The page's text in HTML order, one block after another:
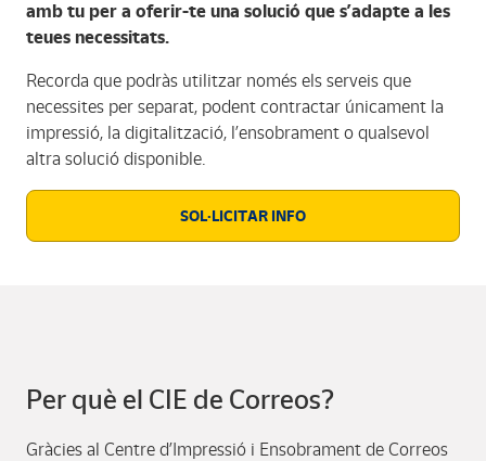
amb tu per a oferir-te una solució que s’adapte a les
teues necessitats.
Recorda que podràs utilitzar només els serveis que
necessites per separat, podent contractar únicament la
impressió, la digitalització, l’ensobrament o qualsevol
altra solució disponible.
SOL·LICITAR INFO
Per què el CIE de Correos?
Gràcies al Centre d’Impressió i Ensobrament de Correos